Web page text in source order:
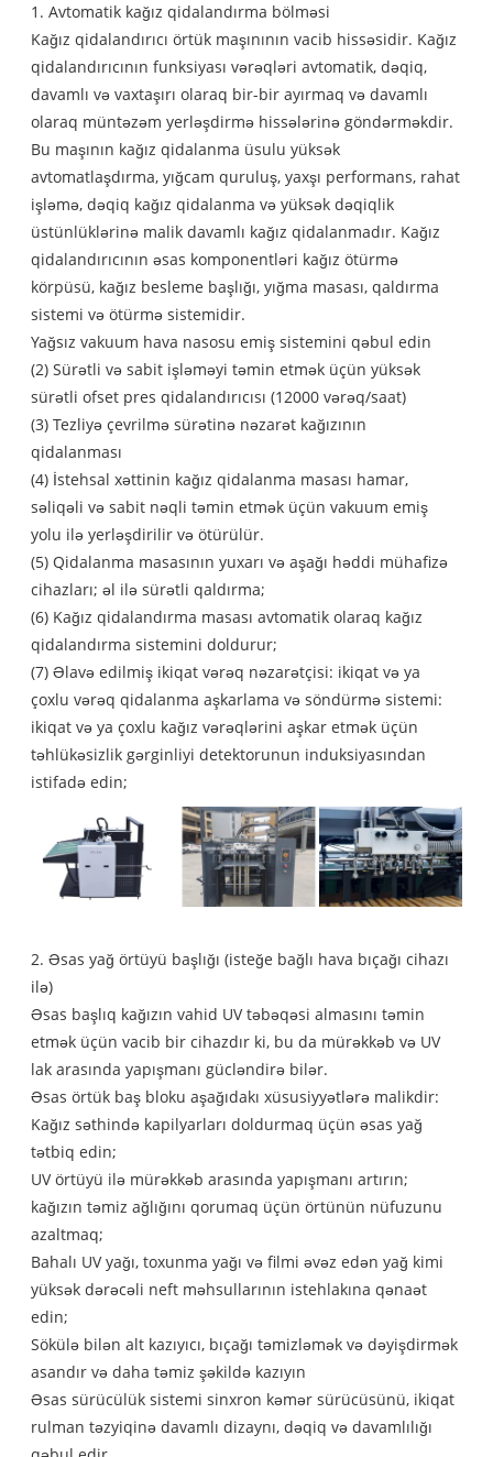
1. Avtomatik kağız qidalandırma bölməsi
Kağız qidalandırıcı örtük maşınının vacib hissəsidir. Kağız
qidalandırıcının funksiyası vərəqləri avtomatik, dəqiq,
davamlı və vaxtaşırı olaraq bir-bir ayırmaq və davamlı
olaraq müntəzəm yerləşdirmə hissələrinə göndərməkdir.
Bu maşının kağız qidalanma üsulu yüksək
avtomatlaşdırma, yığcam quruluş, yaxşı performans, rahat
işləmə, dəqiq kağız qidalanma və yüksək dəqiqlik
üstünlüklərinə malik davamlı kağız qidalanmadır. Kağız
qidalandırıcının əsas komponentləri kağız ötürmə
körpüsü, kağız besleme başlığı, yığma masası, qaldırma
sistemi və ötürmə sistemidir.
Yağsız vakuum hava nasosu emiş sistemini qəbul edin
(2) Sürətli və sabit işləməyi təmin etmək üçün yüksək
sürətli ofset pres qidalandırıcısı (12000 vərəq/saat)
(3) Tezliyə çevrilmə sürətinə nəzarət kağızının
qidalanması
(4) İstehsal xəttinin kağız qidalanma masası hamar,
səliqəli və sabit nəqli təmin etmək üçün vakuum emiş
yolu ilə yerləşdirilir və ötürülür.
(5) Qidalanma masasının yuxarı və aşağı həddi mühafizə
cihazları; əl ilə sürətli qaldırma;
(6) Kağız qidalandırma masası avtomatik olaraq kağız
qidalandırma sistemini doldurur;
(7) Əlavə edilmiş ikiqat vərəq nəzarətçisi: ikiqat və ya
çoxlu vərəq qidalanma aşkarlama və söndürmə sistemi:
ikiqat və ya çoxlu kağız vərəqlərini aşkar etmək üçün
təhlükəsizlik gərginliyi detektorunun induksiyasından
istifadə edin;
2. Əsas yağ örtüyü başlığı (isteğe bağlı hava bıçağı cihazı
ilə)
Əsas başlıq kağızın vahid UV təbəqəsi almasını təmin
etmək üçün vacib bir cihazdır ki, bu da mürəkkəb və UV
lak arasında yapışmanı gücləndirə bilər.
Əsas örtük baş bloku aşağıdakı xüsusiyyətlərə malikdir:
Kağız səthində kapilyarları doldurmaq üçün əsas yağ
tətbiq edin;
UV örtüyü ilə mürəkkəb arasında yapışmanı artırın;
kağızın təmiz ağlığını qorumaq üçün örtünün nüfuzunu
azaltmaq;
Bahalı UV yağı, toxunma yağı və filmi əvəz edən yağ kimi
yüksək dərəcəli neft məhsullarının istehlakına qənaət
edin;
Sökülə bilən alt kazıyıcı, bıçağı təmizləmək və dəyişdirmək
asandır və daha təmiz şəkildə kazıyın
Əsas sürücülük sistemi sinxron kəmər sürücüsünü, ikiqat
rulman təzyiqinə davamlı dizaynı, dəqiq və davamlılığı